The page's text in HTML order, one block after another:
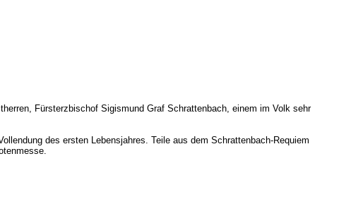
Fürsterzbischof Sigismund Graf Schrattenbach, einem im Volk sehr
des ersten Lebensjahres. Teile aus dem Schrattenbach-Requiem